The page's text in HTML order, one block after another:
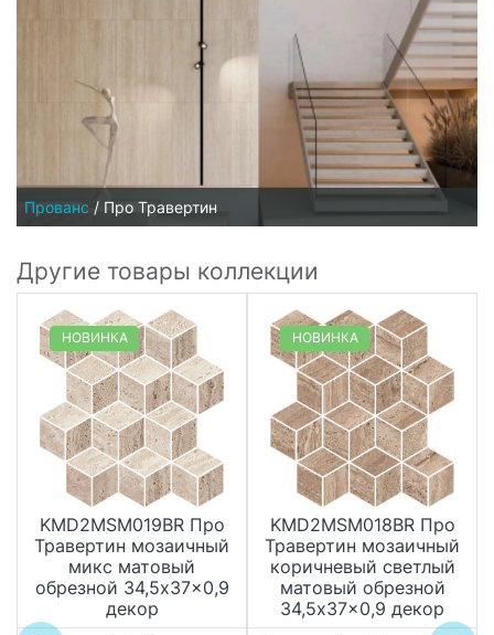
Прованс / Про Травертин
Другие товары коллекции
НОВИНКА
KMD2MSM019BR Про
Травертин мозаичный
микс матовый
обрезной 34,5x37x0,9
декор
НОВИНКА
KMD2MSM018BR Про
Травертин мозаичный
коричневый светлый
матовый обрезной
34,5x37x0,9 декор